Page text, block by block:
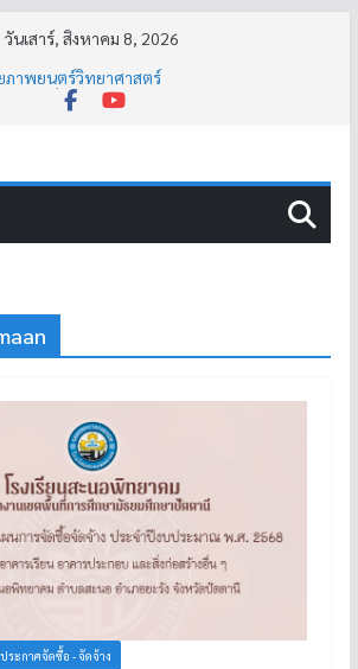
วันเสาร์, สิงหาคม 8, 2026
ภาพยนตร์วิทยาศาสตร์
อาชีพที่โรงเรียนสะนอพิทยาคม
ประกาศจัดซื้อ - จัดจ้าง